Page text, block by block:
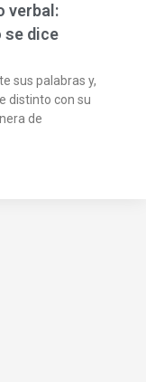
verbal:
se dice
sus palabras y,
distinto con su
de